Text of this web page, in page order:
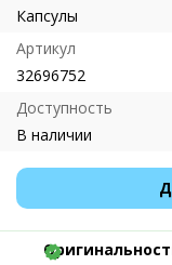
Капсулы
Артикул
32696752
Доступность
В наличии